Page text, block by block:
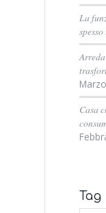
La
Casa
Tag